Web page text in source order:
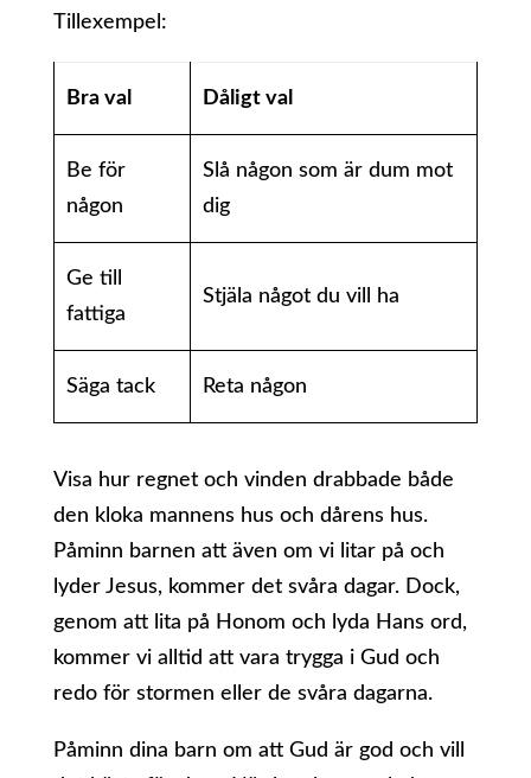
Tillexempel:
Bra val Dåligt val
Be för
någon
Slå någon som är dum mot
dig
Ge till
fattiga
Stjäla något du vill ha
Säga tack Reta någon
Visa hur regnet och vinden drabbade både
den kloka mannens hus och dårens hus.
Påminn barnen att även om vi litar på och
lyder Jesus, kommer det svåra dagar. Dock,
genom att lita på Honom och lyda Hans ord,
kommer vi alltid att vara trygga i Gud och
redo för stormen eller de svåra dagarna.
Påminn dina barn om att Gud är god och vill